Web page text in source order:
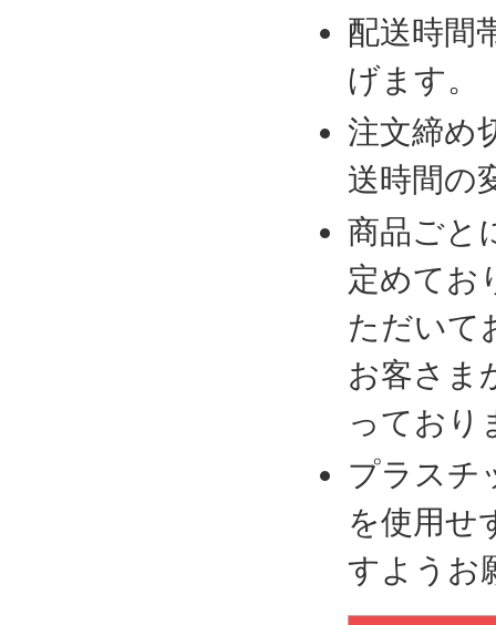
配送時間
げます。
注文締め
送時間の
商品ごと
定めてお
ただいて
お客さま
っており
プラスチ
を使用せ
すようお